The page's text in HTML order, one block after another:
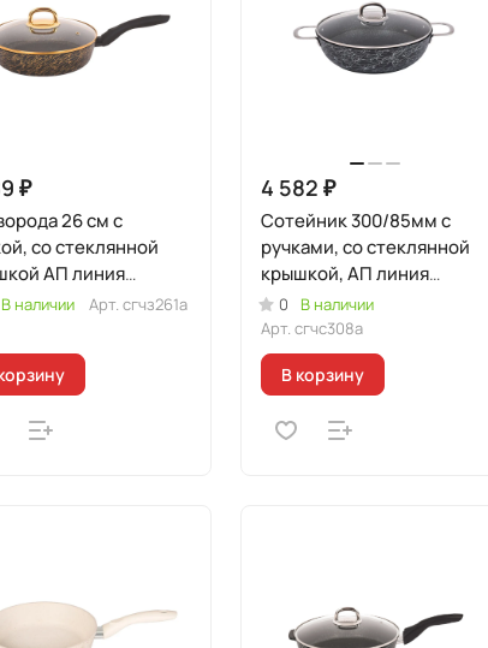
₽
26 см с
со стеклянной
АП линия
(черный/золото)
В наличии Арт. сгчз261а
4 582 ₽
Сотейник 300/85мм с
ручками, со стеклянной
крышкой, АП линия
"Грация" (черный/
серебро)
0
В наличии
Арт. сгчс308а
В корзину